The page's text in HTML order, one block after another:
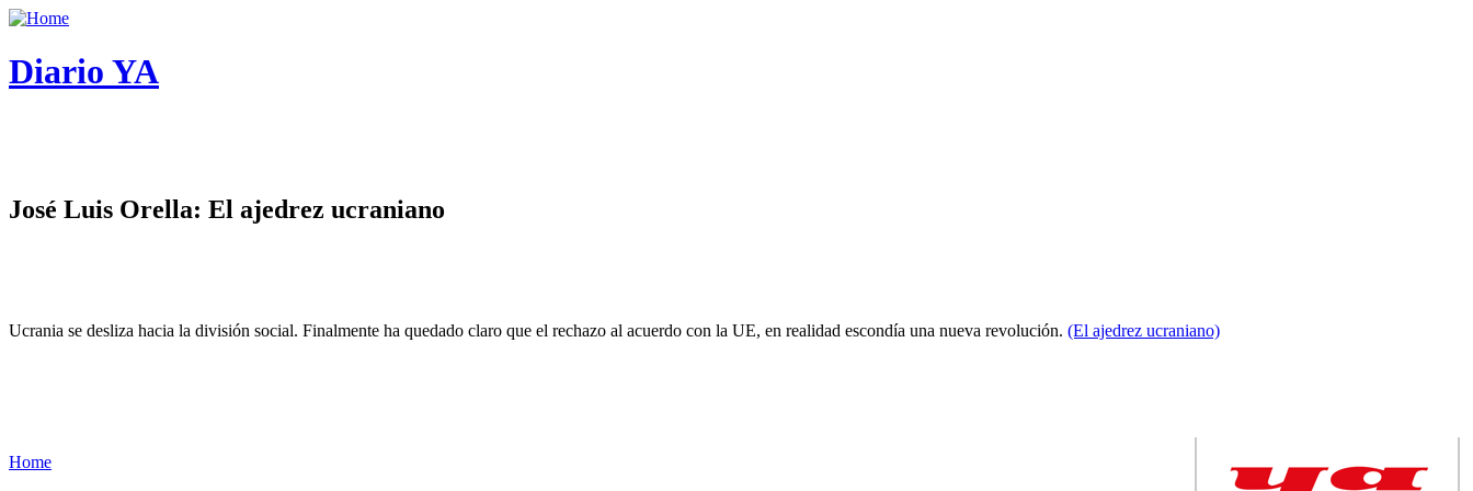
Diario YA
José Luis Orella: El ajedrez ucraniano
Ucrania se desliza hacia la división social. Finalmente ha quedado claro que el rechazo al acuerdo con la UE, en realidad escondía una nueva revolución. (El ajedrez ucraniano)
Home